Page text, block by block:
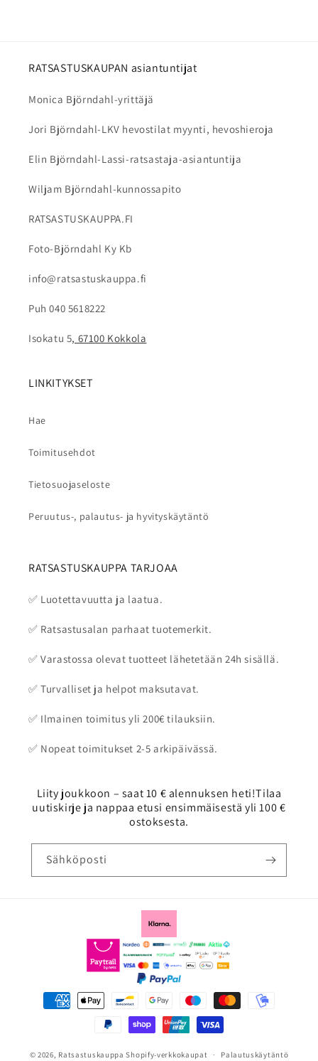
RATSASTUSKAUPAN asiantuntijat
Monica Björndahl-yrittäjä
Jori Björndahl-LKV hevostilat myynti, hevoshieroja
Elin Björndahl-Lassi-ratsastaja-asiantuntija
Wiljam Björndahl-kunnossapito
RATSASTUSKAUPPA.FI
Foto-Björndahl Ky Kb
info@ratsastuskauppa.fi
Puh 040 5618222
Isokatu 5, 67100 Kokkola
LINKITYKSET
Hae
Toimitusehdot
Tietosuojaseloste
Peruutus-, palautus- ja hyvityskäytäntö
RATSASTUSKAUPPA TARJOAA
✅ Luotettavuutta ja laatua.
✅ Ratsastusalan parhaat tuotemerkit.
✅ Varastossa olevat tuotteet lähetetään 24h sisällä.
✅ Turvalliset ja helpot maksutavat.
✅ Ilmainen toimitus yli 200€ tilauksiin.
✅ Nopeat toimitukset 2-5 arkipäivässä.
Liity joukkoon – saat 10 € alennuksen heti!Tilaa
uutiskirje ja nappaa etusi ensimmäisestä yli 100 €
ostoksesta.
Sähköposti
Maksutavat
© 2026, Ratsastuskauppa Shopify-verkkokaupat Palautuskäytäntö